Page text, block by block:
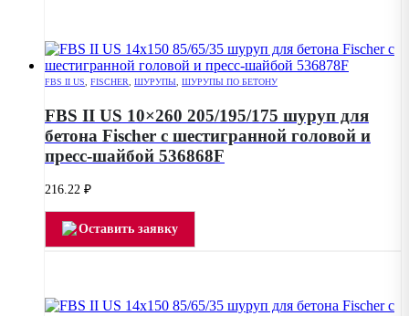
FBS II US FISCHER ШУРУПЫ ШУРУПЫ ПО БЕТОНУ
FBS II US 10×260 205/195/175 шуруп для
бетона Fischer с шестигранной головой и
пресс-шайбой 536868F
216.22 ₽
Оставить заявку